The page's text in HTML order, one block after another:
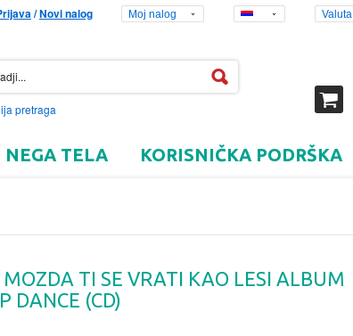
/Novi nalog Moj nalog Valuta
pretraga
NEGA TELA KORISNIČKA PODRŠKA
TI SE VRATI KAO LESI ALBUM
DANCE (CD)